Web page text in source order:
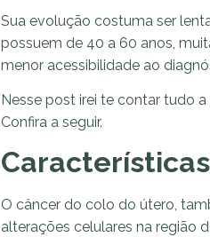
Sua evolução costuma ser
possuem de 40 a 60 anos,
menor acessibilidade ao
Nesse post irei te contar tudo
Confira a seguir.
O câncer do colo do útero,
alterações celulares na região